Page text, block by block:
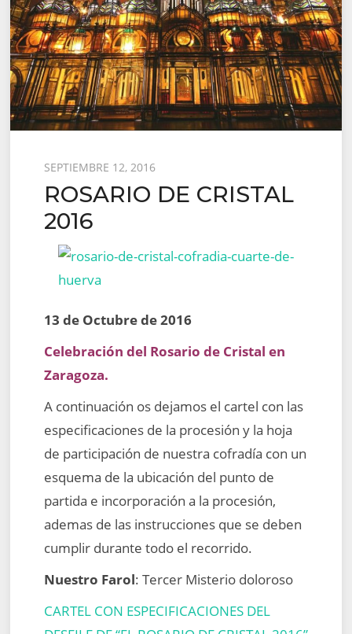
Posted
on
SEPTIEMBRE 12, 2016
ROSARIO DE CRISTAL
2016
13 de Octubre de 2016
Celebración del Rosario de Cristal en
Zaragoza.
A continuación os dejamos el cartel con las
especificaciones de la procesión y la hoja
de participación de nuestra cofradía con un
esquema de la ubicación del punto de
partida e incorporación a la procesión,
ademas de las instrucciones que se deben
cumplir durante todo el recorrido.
Nuestro Farol: Tercer Misterio doloroso
CARTEL CON ESPECIFICACIONES DEL